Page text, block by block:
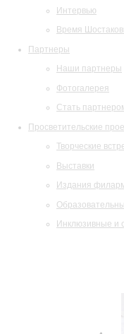
Интервью
Время
Партнеры
Наши партнеры
Фотогалерея
Стать
Просветительские
Творческие
Выставки
Издания
Инклюзивные и